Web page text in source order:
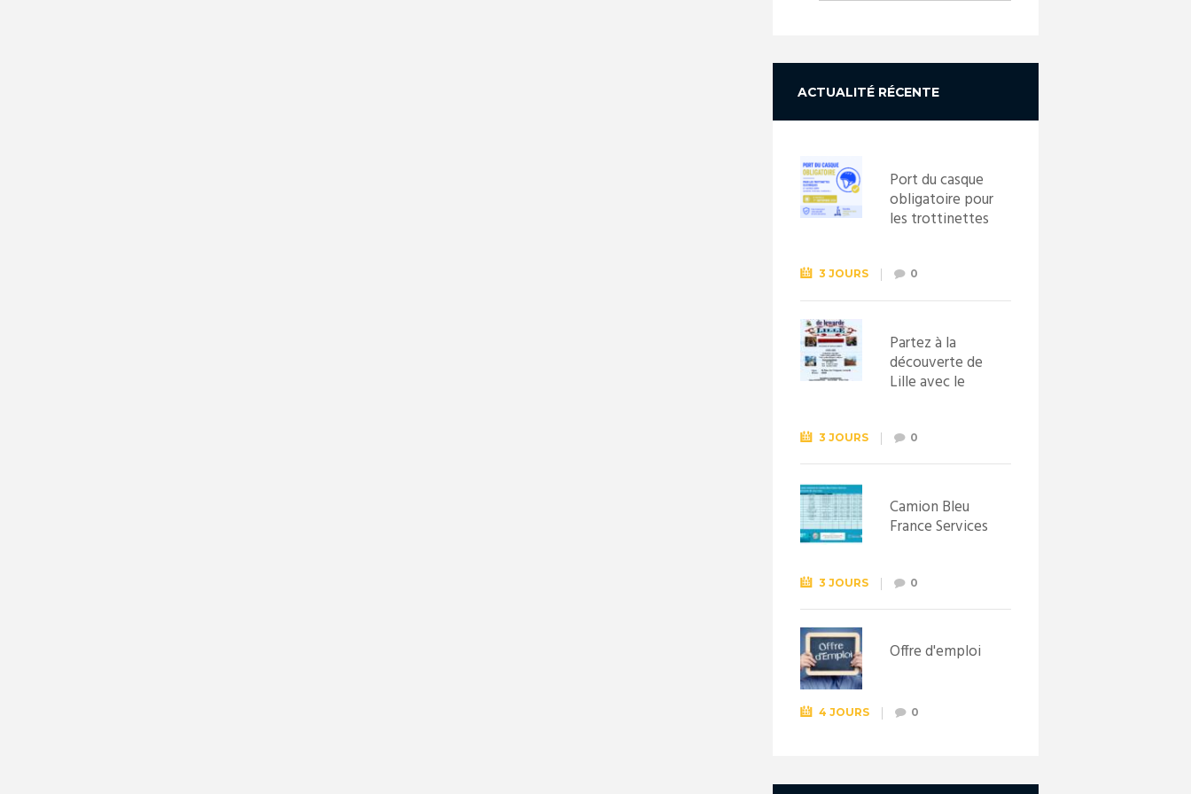
ACTUALITÉ RÉCENTE
Port du casque
obligatoire pour
les trottinettes
septembre
2026
3 JOURS 0
Partez à la
découverte de
Lille avec le
Lewarde, le 26
septembre !
3 JOURS 0
Camion Bleu
France Services
3 JOURS 0
Offre d'emploi
4 JOURS 0